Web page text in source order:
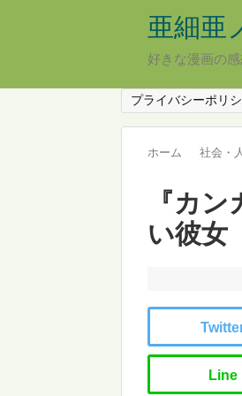
亜細亜
好きな漫画の
プライバシーポリ
ホーム 社会・
『カ
い彼女